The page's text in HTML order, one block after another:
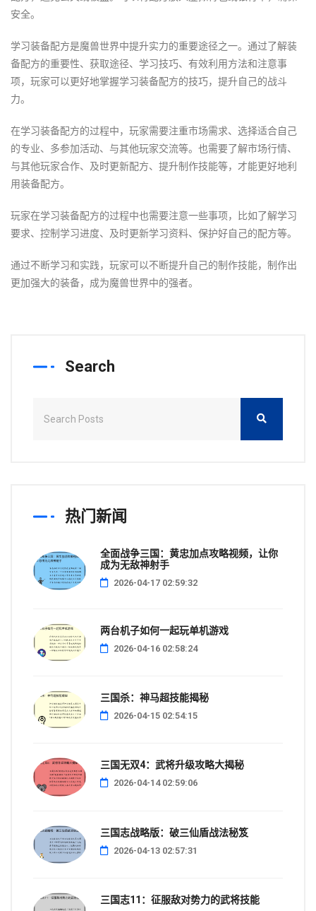
安全。
学习装备配方是魔兽世界中提升实力的重要途径之一。通过了解装
备配方的重要性、获取途径、学习技巧、有效利用方法和注意事
项，玩家可以更好地掌握学习装备配方的技巧，提升自己的战斗
力。
在学习装备配方的过程中，玩家需要注重市场需求、选择适合自己
的专业、多参加活动、与其他玩家交流等。也需要了解市场行情、
与其他玩家合作、及时更新配方、提升制作技能等，才能更好地利
用装备配方。
玩家在学习装备配方的过程中也需要注意一些事项，比如了解学习
要求、控制学习进度、及时更新学习资料、保护好自己的配方等。
通过不断学习和实践，玩家可以不断提升自己的制作技能，制作出
更加强大的装备，成为魔兽世界中的强者。
Search
热门新闻
全面战争三国：黄忠加点攻略视频，让你
成为无敌神射手
2026-04-17 02:59:32
两台机子如何一起玩单机游戏
2026-04-16 02:58:24
三国杀：神马超技能揭秘
2026-04-15 02:54:15
三国无双4：武将升级攻略大揭秘
2026-04-14 02:59:06
三国志战略版：破三仙盾战法秘笈
2026-04-13 02:57:31
三国志11：征服敌对势力的武将技能